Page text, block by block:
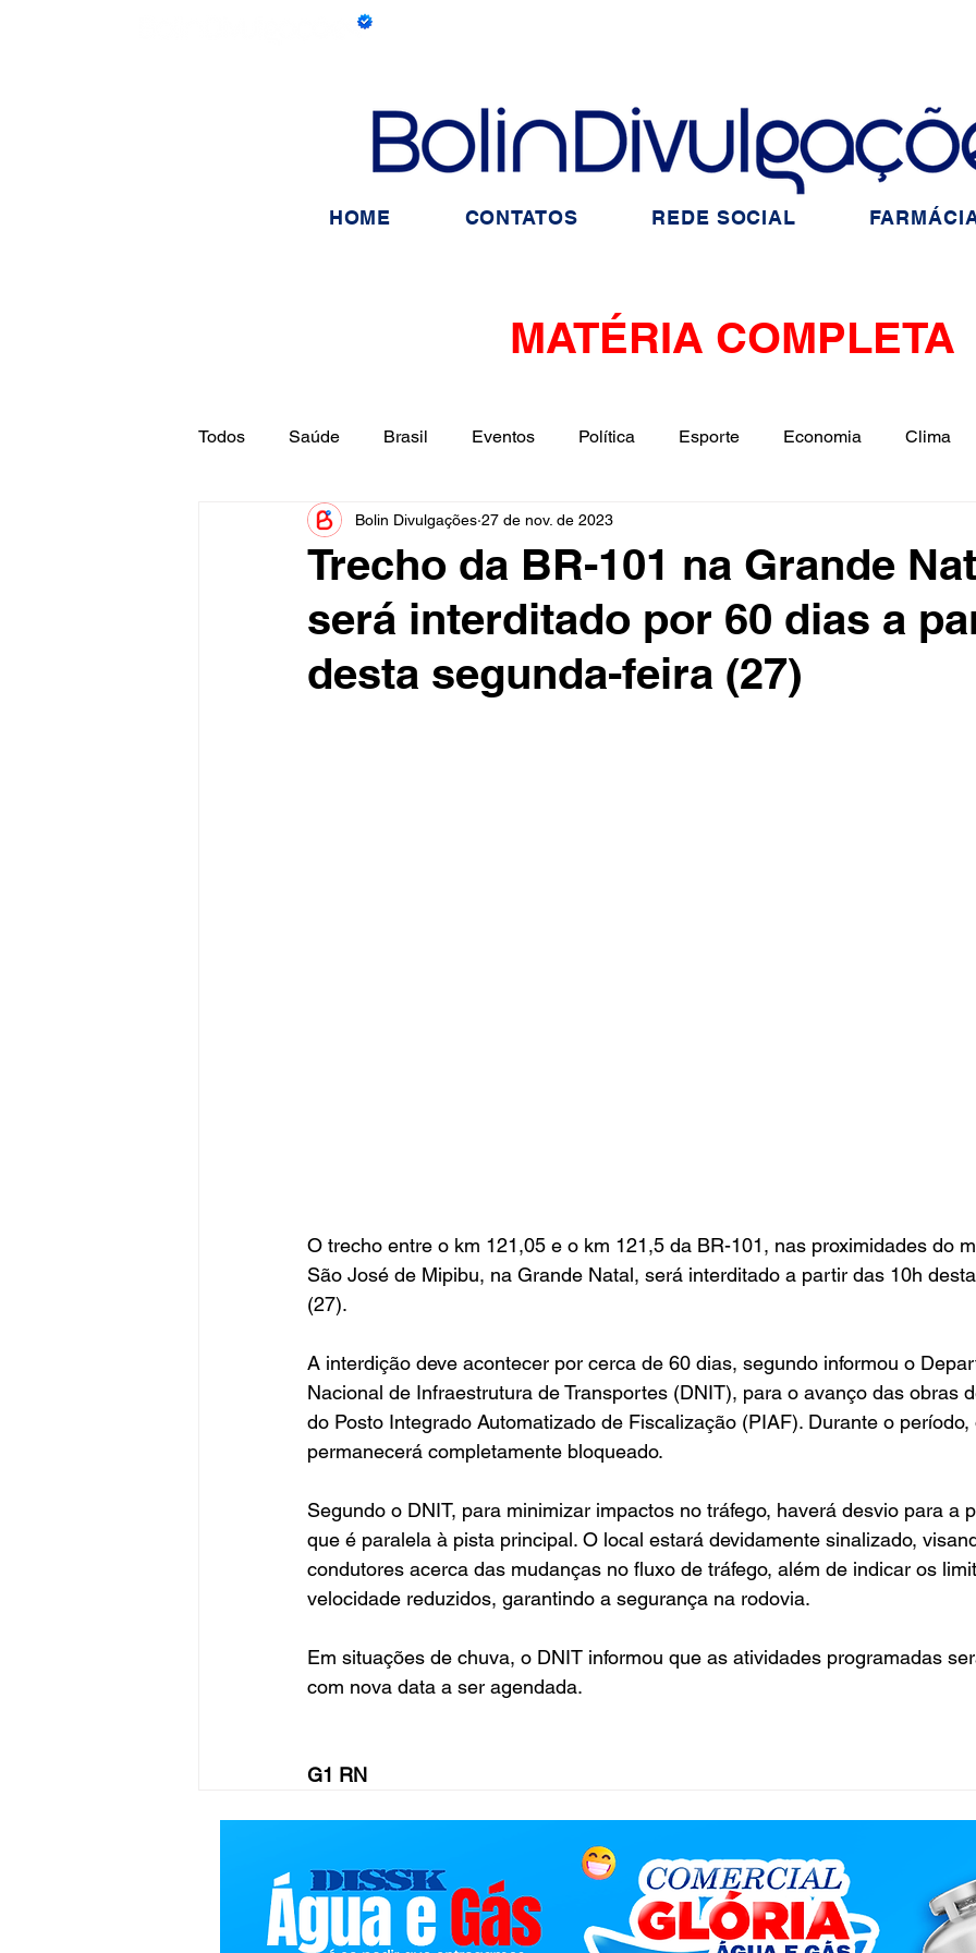
MATÉRIA COMPLETA
Todos Saúde Brasil Eventos Política Esporte Economia Clima
Informe Publicitário Judiciário Cidades
Acidente Tecnologia Educação Influencer Luto Artista Seleção
Nota de Esclarecimento Redes Sociais
Trecho da BR-101 na Grande
será interditado por 60 dias a
desta segunda-feira (27)
Bolin Divulgações 27 de nov. de 2023
O trecho entre o km 121,05 e o km 121,5 da BR-101, nas proximidades do
São José de Mipibu, na Grande Natal, será interditado a partir das 10h
(27).
A interdição deve acontecer por cerca de 60 dias, segundo informou o
Nacional de Infraestrutura de Transportes (DNIT), para o avanço das obras
do Posto Integrado Automatizado de Fiscalização (PIAF). Durante o período,
permanecerá completamente bloqueado.
Segundo o DNIT, para minimizar impactos no tráfego, haverá desvio para a
que é paralela à pista principal. O local estará devidamente sinalizado,
condutores acerca das mudanças no fluxo de tráfego, além de indicar os
velocidade reduzidos, garantindo a segurança na rodovia.
Em situações de chuva, o DNIT informou que as atividades programadas
com nova data a ser agendada.
G1 RN
HOME CONTATOS REDE SOCIAL